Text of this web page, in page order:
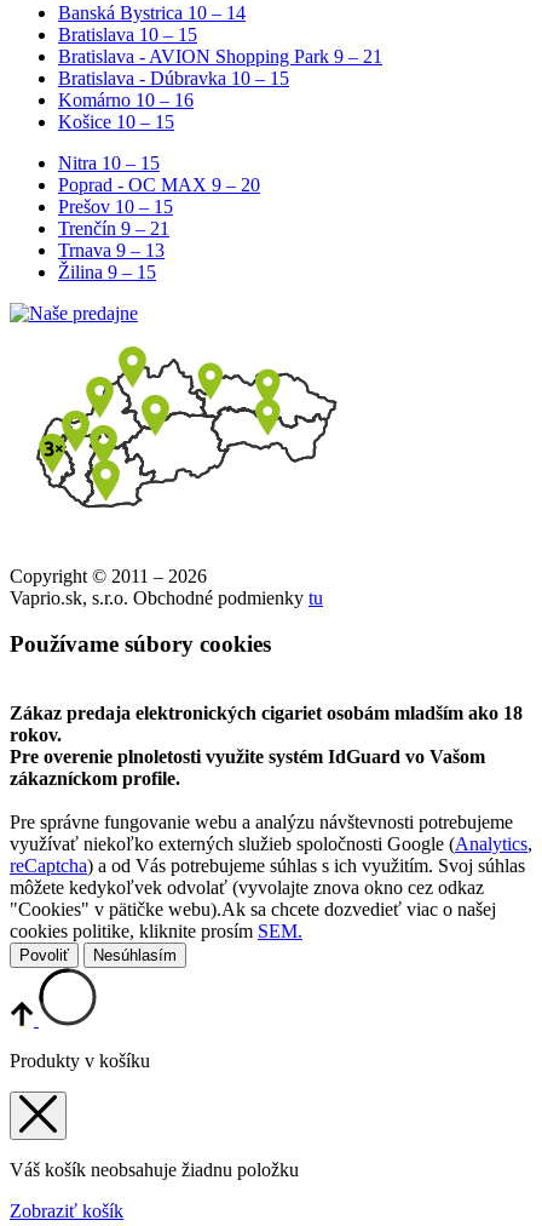
Banská Bystrica 10 – 14
Bratislava 10 – 15
Bratislava - AVION Shopping Park 9 – 21
Bratislava - Dúbravka 10 – 15
Komárno 10 – 16
Košice 10 – 15
Nitra 10 – 15
Poprad - OC MAX 9 – 20
Prešov 10 – 15
Trenčín 9 – 21
Trnava 9 – 13
Žilina 9 – 15
Copyright © 2011 – 2026
Vaprio.sk, s.r.o. Obchodné podmienky tu
Používame súbory cookies
Zákaz predaja elektronických cigariet osobám mladším ako 18
rokov.
Pre overenie plnoletosti využite systém IdGuard vo Vašom
zákazníckom profile.
Pre správne fungovanie webu a analýzu návštevnosti potrebujeme
využívať niekoľko externých služieb spoločnosti Google (Analytics,
reCaptcha) a od Vás potrebujeme súhlas s ich využitím. Svoj súhlas
môžete kedykoľvek odvolať (vyvolajte znova okno cez odkaz
"Cookies" v pätičke webu).Ak sa chcete dozvedieť viac o našej
cookies politike, kliknite prosím SEM.
Povoliť Nesúhlasím
Produkty v košíku
Váš košík neobsahuje žiadnu položku
Zobraziť košík